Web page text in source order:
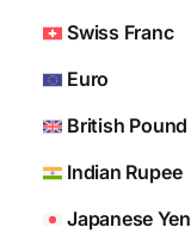
Swiss Franc
Euro
British Pound
Indian Rupee
Japanese Yen